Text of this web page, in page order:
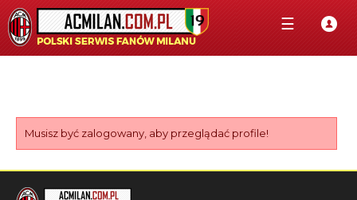
☰
Musisz być zalogowany, aby przeglądać profile!